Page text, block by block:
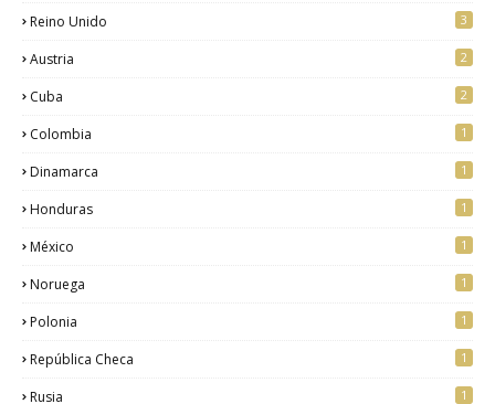
Reino Unido 3
Austria 2
Cuba 2
Colombia 1
Dinamarca 1
Honduras 1
México 1
Noruega 1
Polonia 1
República Checa 1
Rusia 1